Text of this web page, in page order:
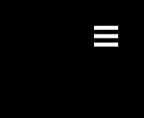
OPEN